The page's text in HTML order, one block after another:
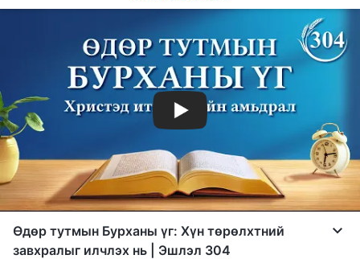
Өдөр тутмын Бурханы үг: Хүн төрөлхтний
завхралыг илчлэх нь | Эшлэл 304